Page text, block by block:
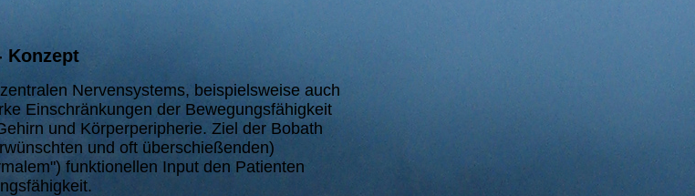
Konzept
Nervensystems, beispielsweise auch
Einschränkungen der Bewegungsfähigkeit
und Körperperipherie. Ziel der Bobath
und oft überschießenden)
funktionellen Input den Patienten